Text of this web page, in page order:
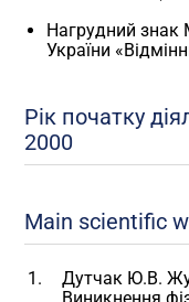
Нагрудний знак
України
Рік початку
2000
Main scientific
Дутчак Ю.В.
Виникнення